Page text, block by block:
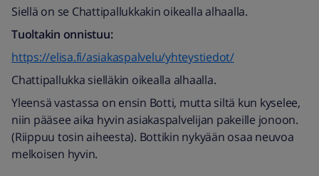
Siellä on se Chattipallukkakin oikealla alhaalla.
Tuoltakin onnistuu:
https://elisa.fi/asiakaspalvelu/yhteystiedot/
Chattipallukka sielläkin oikealla alhaalla.
Yleensä vastassa on ensin Botti, mutta siltä kun kyselee,
niin pääsee aika hyvin asiakaspalvelijan pakeille jonoon.
(Riippuu tosin aiheesta). Bottikin nykyään osaa neuvoa
melkoisen hyvin.